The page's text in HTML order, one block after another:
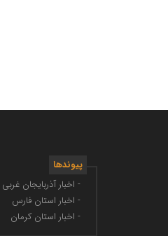
پیوندها
- اخبار آذربایجان غربی
- اخبار استان فارس
- اخبار استان کرمان